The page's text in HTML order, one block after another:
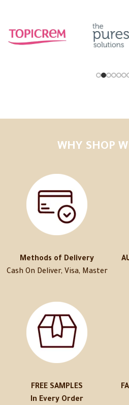
WHY SHOP
Methods of Delivery
Cash On Deliver, Visa, Master
FREE SAMPLES
In Every Order